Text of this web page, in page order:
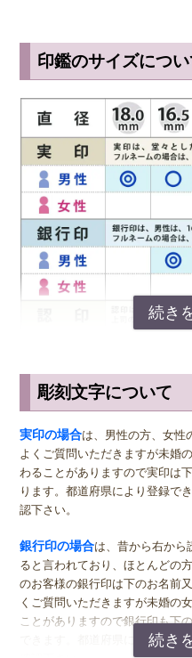
印鑑のサイズについ
サイズ選びのアドバイ
実印の男性用は、堂々とした大
ミリがおすすめです。女性用の
リ。女性用の実印で名のみの場
の方でご結婚されている場合は
なるのが一般的ですが、同じ大
女関係なく大きいものをおすす
り下さい。印材によっては、
際は、各商品ページにてご確認
銀行印の男性用は、16.5ミリが
彫刻文字について
実印の場合は、男性の方、女性
よくご質問いただきますが未婚
わることがありますので実印は
ります。都道府県により登録で
認下さい。
銀行印の場合は、昔から右から
ると言われており、ほとんどの
のお客様の銀行印は下のお名前
くご質問いただきますが未婚の
ことがありますので銀行印も下
できます。都道府県により登録